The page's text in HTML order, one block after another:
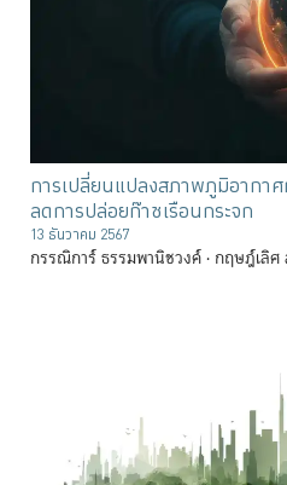
การเปลี่ยนแปลงสภาพภูมิอากา
ลดการปล่อยก๊าซเรือนกระจก
13 ธันวาคม 2567
กรรณิการ์ ธรรมพานิชวงค์ กฤษฎ์เลิ